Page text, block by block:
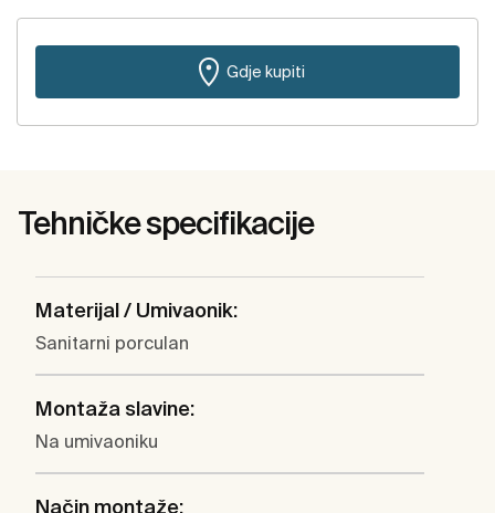
Gdje kupiti
Tehničke specifikacije
Materijal / Umivaonik:
Sanitarni porculan
Montaža slavine:
Na umivaoniku
Način montaže: